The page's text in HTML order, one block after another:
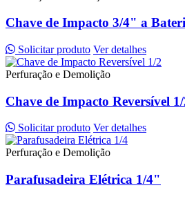
Chave de Impacto 3/4" a
Solicitar produto Ver detalhes
Perfuração e Demolição
Chave de Impacto Reversível
Solicitar produto Ver detalhes
Perfuração e Demolição
Parafusadeira Elétrica 1/4"